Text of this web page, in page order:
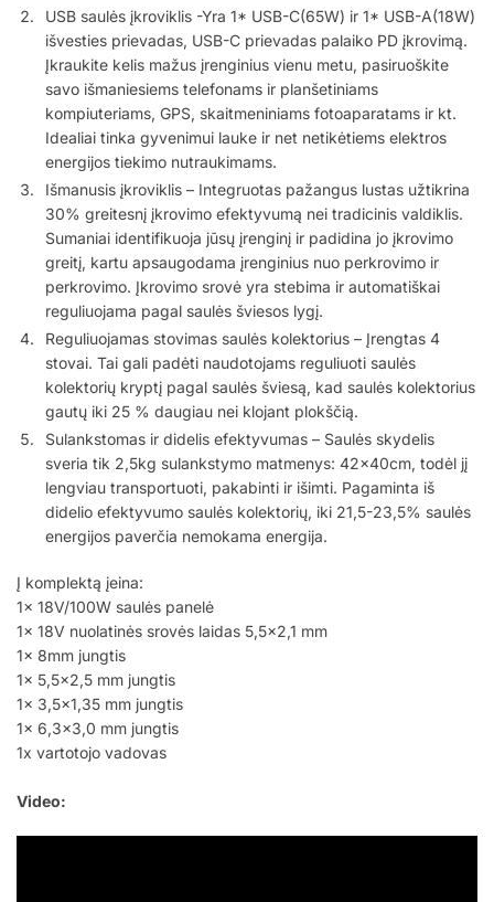
USB saulės įkroviklis -Yra 1* USB-C(65W) ir 1* USB-A(18W)
išvesties prievadas, USB-C prievadas palaiko PD įkrovimą.
Įkraukite kelis mažus įrenginius vienu metu, pasiruoškite
savo išmaniesiems telefonams ir planšetiniams
kompiuteriams, GPS, skaitmeniniams fotoaparatams ir kt.
Idealiai tinka gyvenimui lauke ir net netikėtiems elektros
energijos tiekimo nutraukimams.
Išmanusis įkroviklis – Integruotas pažangus lustas užtikrina
30% greitesnį įkrovimo efektyvumą nei tradicinis valdiklis.
Sumaniai identifikuoja jūsų įrenginį ir padidina jo įkrovimo
greitį, kartu apsaugodama įrenginius nuo perkrovimo ir
perkrovimo. Įkrovimo srovė yra stebima ir automatiškai
reguliuojama pagal saulės šviesos lygį.
Reguliuojamas stovimas saulės kolektorius – Įrengtas 4
stovai. Tai gali padėti naudotojams reguliuoti saulės
kolektorių kryptį pagal saulės šviesą, kad saulės kolektorius
gautų iki 25 % daugiau nei klojant plokščią.
Sulankstomas ir didelis efektyvumas – Saulės skydelis
sveria tik 2,5kg sulankstymo matmenys: 42x40cm, todėl jį
lengviau transportuoti, pakabinti ir išimti. Pagaminta iš
didelio efektyvumo saulės kolektorių, iki 21,5-23,5% saulės
energijos paverčia nemokama energija.
Į komplektą įeina:
1x 18V/100W saulės panelė
1x 18V nuolatinės srovės laidas 5,5×2,1 mm
1x 8mm jungtis
1x 5,5×2,5 mm jungtis
1x 3,5×1,35 mm jungtis
1x 6,3×3,0 mm jungtis
1x vartotojo vadovas
Video: